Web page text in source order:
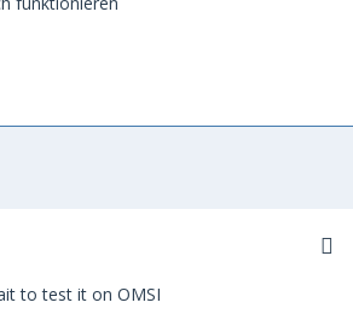
to test it on OMSI